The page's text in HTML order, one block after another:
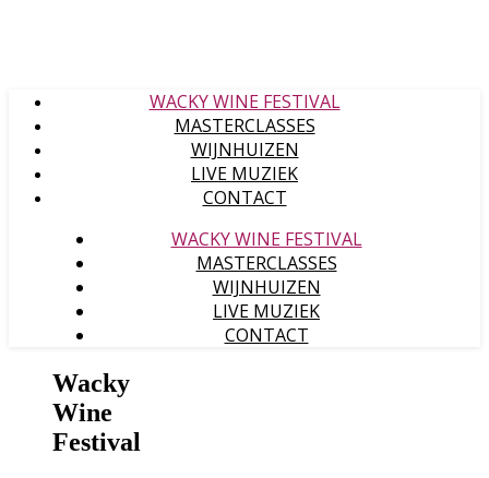
WACKY WINE FESTIVAL
MASTERCLASSES
WIJNHUIZEN
LIVE MUZIEK
CONTACT
WACKY WINE FESTIVAL
MASTERCLASSES
WIJNHUIZEN
LIVE MUZIEK
CONTACT
Wacky
Wine
Festival